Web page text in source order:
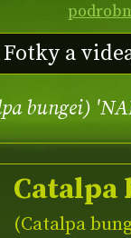
Fotky a
bungei)
Catalpa
(Catalpa